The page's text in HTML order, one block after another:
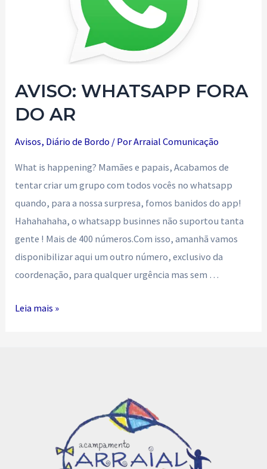
AVISO: WHATSAPP FORA
DO AR
Avisos, Diário de Bordo / PorArraial Comunicação
What is happening? Mamães e papais, Acabamos de
tentar criar um grupo com todos vocês no whatsapp
quando, para a nossa surpresa, fomos banidos do app!
Hahahahaha, o whatsapp businnes não suportou tanta
gente ! Mais de 400 números.Com isso, amanhã vamos
disponibilizar aqui um outro número, exclusivo da
coordenação, para qualquer urgência mas sem …
AVISO:
Leia mais »